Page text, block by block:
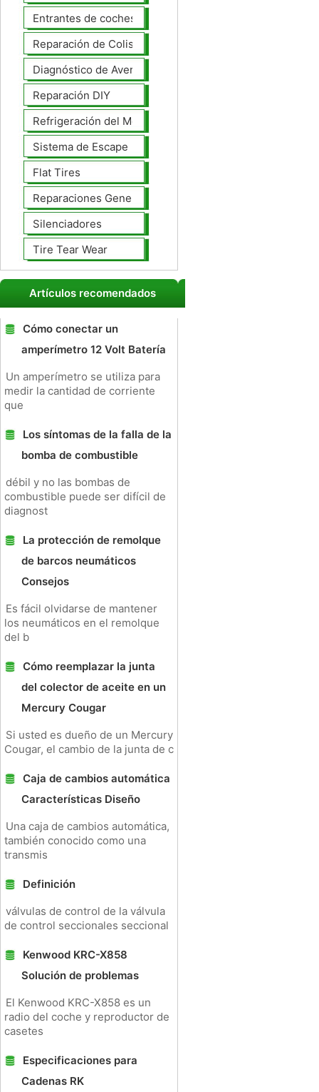
Entrantes de coches
Reparación de Colisiones
Diagnóstico de Averías
Reparación DIY
Refrigeración del Motor
Sistema de Escape
Flat Tires
Reparaciones Generales
Silenciadores
Tire Tear Wear
Artículos recomendados
Cómo conectar un
amperímetro 12 Volt Batería
Un amperímetro se utiliza para
medir la cantidad de corriente
que
Los síntomas de la falla de la
bomba de combustible
débil y no las bombas de
combustible puede ser difícil de
diagnost
La protección de remolque
de barcos neumáticos
Consejos
Es fácil olvidarse de mantener
los neumáticos en el remolque
del b
Cómo reemplazar la junta
del colector de aceite en un
Mercury Cougar
Si usted es dueño de un Mercury
Cougar, el cambio de la junta de c
Caja de cambios automática
Características Diseño
Una caja de cambios automática,
también conocido como una
transmis
Definición
válvulas de control de la válvula
de control seccionales seccional
Kenwood KRC-X858
Solución de problemas
El Kenwood KRC-X858 es un
radio del coche y reproductor de
casetes
Especificaciones para
Cadenas RK